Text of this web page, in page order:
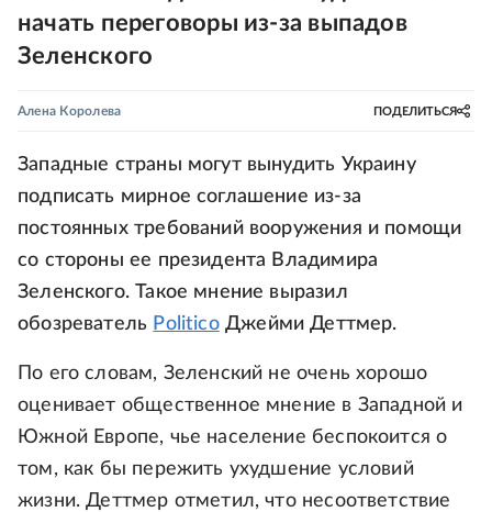
начать переговоры из-за выпадов
Зеленского
Алена Королева ПОДЕЛИТЬСЯ
Западные страны могут вынудить Украину
подписать мирное соглашение из-за
постоянных требований вооружения и помощи
со стороны ее президента Владимира
Зеленского. Такое мнение выразил
обозреватель PoliticoДжейми Деттмер.
По его словам, Зеленский не очень хорошо
оценивает общественное мнение в Западной и
Южной Европе, чье население беспокоится о
том, как бы пережить ухудшение условий
жизни. Деттмер отметил, что несоответствие